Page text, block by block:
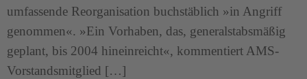
umfassende Reorganisation buchstäblich »in Angriff
genommen«. »Ein Vorhaben, das, generalstabsmäßig
geplant, bis 2004 hineinreicht«, kommentiert AMS-
Vorstandsmitglied […]